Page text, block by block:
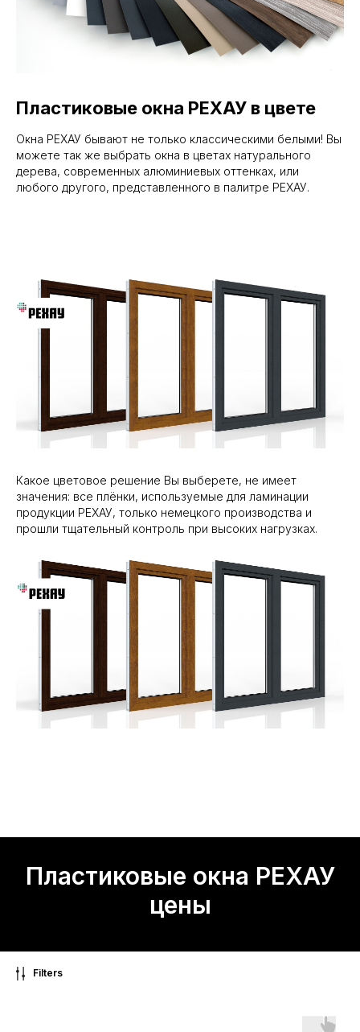
Пластиковые окна РЕХАУ в цвете
Окна РЕХАУ бывают не только классическими белыми! Вы
можете так же выбрать окна в цветах натурального
дерева, современных алюминиевых оттенках, или
любого другого, представленного в палитре РЕХАУ.
Какое цветовое решение Вы выберете, не имеет
значения: все плёнки, используемые для ламинации
продукции РЕХАУ, только немецкого производства и
прошли тщательный контроль при высоких нагрузках.
Пластиковые окна РЕХАУ
цены
Filters